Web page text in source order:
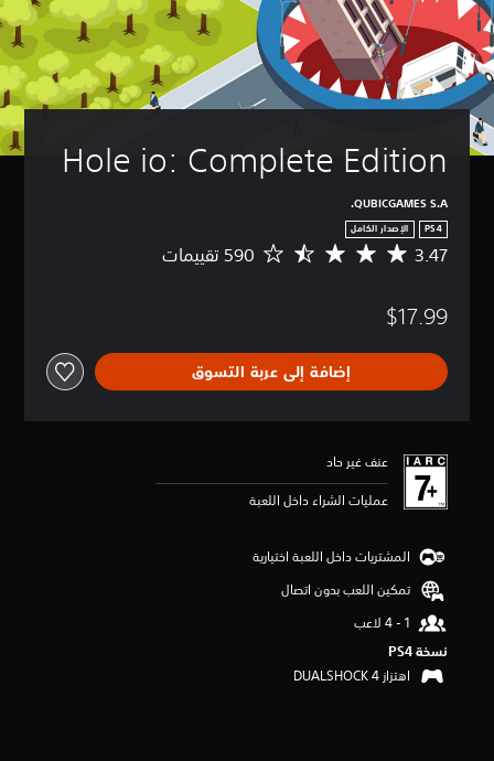
Hole io: Complete Edition
QUBICGAMES S.A.
PS4 الإصدار الكامل
م
س
ل
ي
م
.
7
ج
م
م
ن
3.47
$17.99
إضافة إلى عربة التسوق
عنف غير حاد
عمليات الشراء داخل اللعبة
المشتريات داخل اللعبة اختيارية
تمكين اللعب بدون اتصال
نسخة PS4‏
اهتزاز DUALSHOCK 4‏